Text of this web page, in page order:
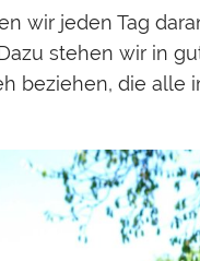
wir jeden Tag
stehen wir in
beziehen, die alle